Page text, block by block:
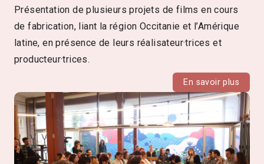
Présentation de plusieurs projets de films en cours
de fabrication, liant la région Occitanie et l’Amérique
latine, en présence de leurs réalisateur·trices et
producteur·trices.
En savoir plus